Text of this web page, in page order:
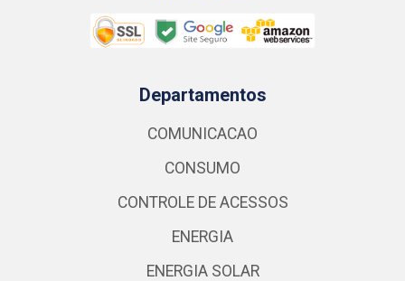
Departamentos
COMUNICACAO
CONSUMO
CONTROLE DE ACESSOS
ENERGIA
ENERGIA SOLAR